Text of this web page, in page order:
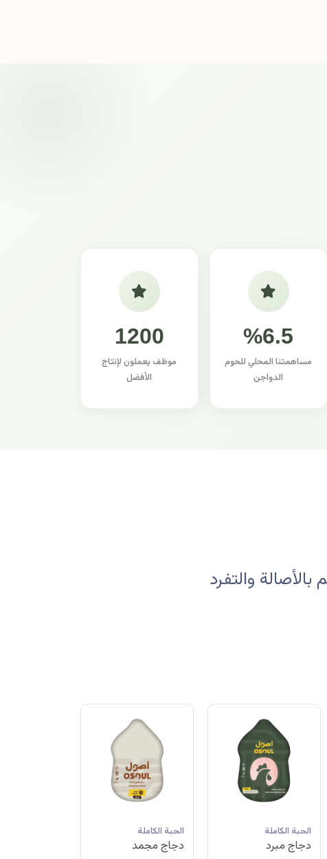
%6.5
مساهمتنا المحلي للحوم
الدواجن
1200
موظف يعملون لإنتاج
الأفضل
والتفرد
الحبة الكاملة
دجاج مبرد
الحبة الكاملة
دجاج مجمد